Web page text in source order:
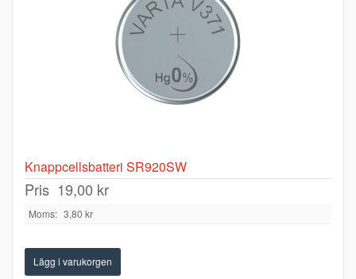
Knappcellsbatteri SR920SW
Pris 19,00 kr
Moms: 3,80 kr